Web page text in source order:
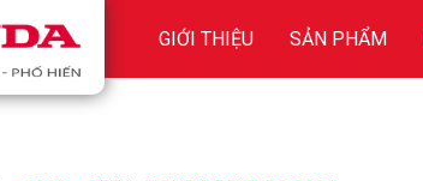
GIỚI THIỆU SẢN PHẨM